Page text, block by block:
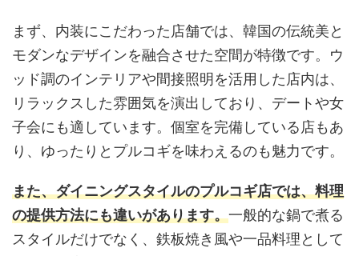
まず、内装にこだわった店舗では、韓国の伝統美と
モダンなデザインを融合させた空間が特徴です。ウ
ッド調のインテリアや間接照明を活用した店内は、
リラックスした雰囲気を演出しており、デートや女
子会にも適しています。個室を完備している店もあ
り、ゆったりとプルコギを味わえるのも魅力です。
また、ダイニングスタイルのプルコギ店では、料理
の提供方法にも違いがあります。一般的な鍋で煮る
スタイルだけでなく、鉄板焼き風や一品料理として